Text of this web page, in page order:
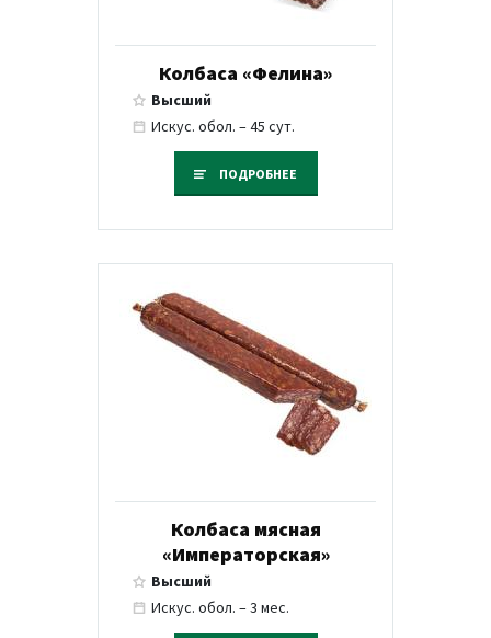
Колбаса «Фелина»
Высший
Искус. обол. – 45 сут.
ПОДРОБНЕЕ
Колбаса мясная
«Императорская»
Высший
Искус. обол. – 3 мес.